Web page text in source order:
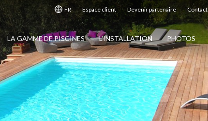
FR Espace client Devenir partenaire Contact
LA GAMME DE PISCINES L'INSTALLATION PHOTOS